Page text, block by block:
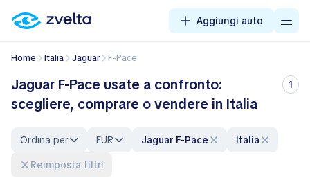
Aggiungi auto
Home Italia Jaguar F-Pace
Jaguar F-Pace usate a confronto:
scegliere, comprare o vendere in Italia
1
Ordina per EUR Jaguar F-Pace
Italia
Reimposta filtri